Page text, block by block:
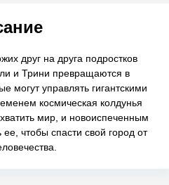
друг на друга подростков
и Трини превращаются в
могут управлять гигантскими
космическая колдунья
мир, и новоиспеченным
чтобы спасти свой город от